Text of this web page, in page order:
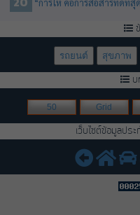
“การให้ คือการสื่อสารที่ดีที่สุ
ข้
รถยนต์ สุขภาพ
บ
50 Grid
เว็บไซต์ข้อมูลปร